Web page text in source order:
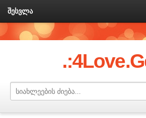
შესვლა